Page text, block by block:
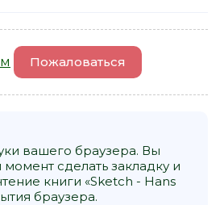
Пожаловаться
вашего браузера. Вы
сделать закладку и
книги «Sketch - Hans
браузера.